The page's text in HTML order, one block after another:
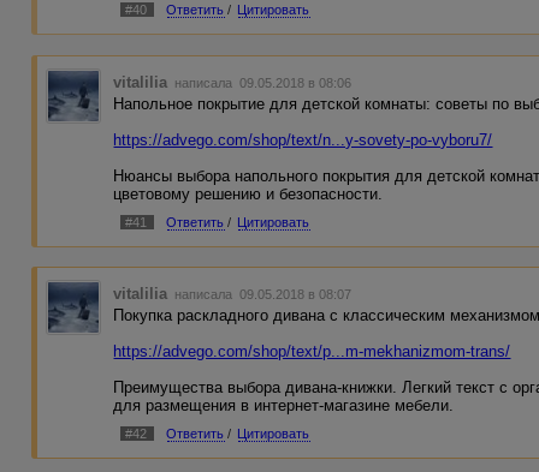
#40 Ответить / Цитировать
vitalilia написала 09.05.2018 в 08:06
Напольное покрытие для детской комнаты: советы по
https://advego.com/shop/text/n...y-sovety-po-vyboru7/
Нюансы выбора напольного покрытия для детской
цветовому решению и безопасности.
#41 Ответить / Цитировать
vitalilia написала 09.05.2018 в 08:07
Покупка раскладного дивана с классическим
https://advego.com/shop/text/p...m-mekhanizmom-trans/
Преимущества выбора дивана-книжки. Легкий текст с
для размещения в интернет-магазине мебели.
#42 Ответить / Цитировать